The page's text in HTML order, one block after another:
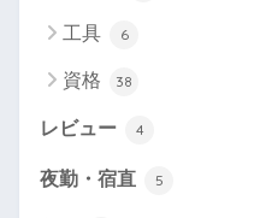
工具 6
資格 38
レビュー 4
夜勤・宿直 5